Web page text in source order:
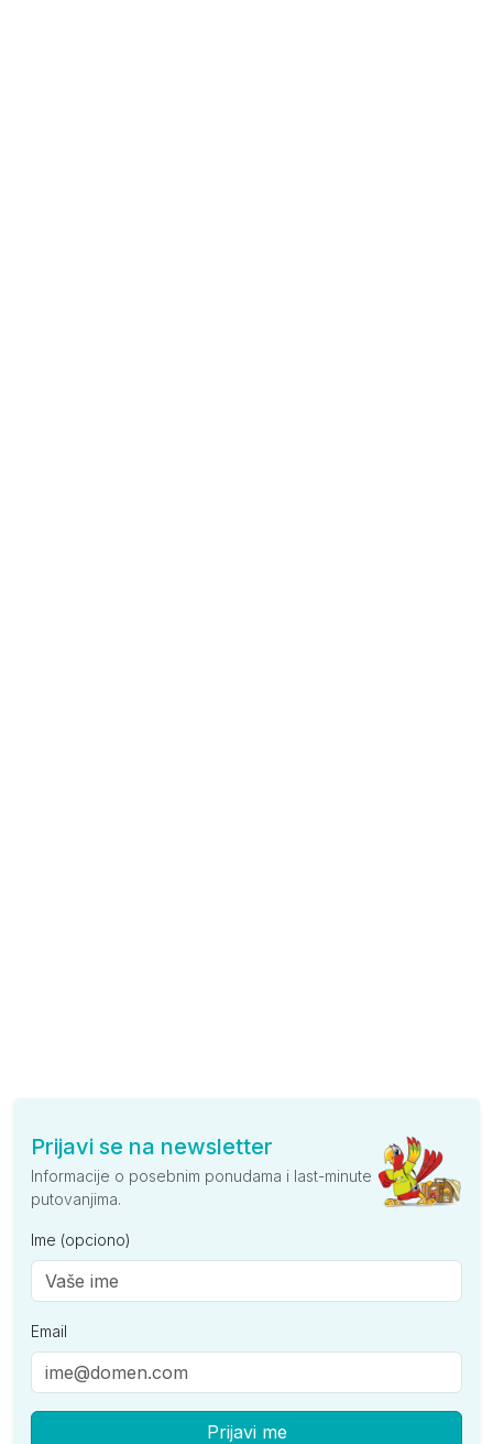
Prijavi se na newsletter
Informacije o posebnim ponudama i last-minute
putovanjima.
Ime (opciono)
Email
Prijavi me